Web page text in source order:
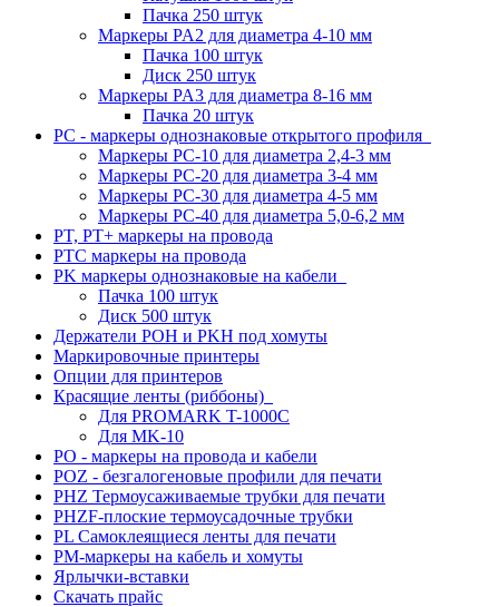
Пачка 250 штук
Маркеры PA2 для диаметра 4-10 мм
Пачка 100 штук
Диск 250 штук
Маркеры PA3 для диаметра 8-16 мм
Пачка 20 штук
PC - маркеры однознаковые открытого профиля
Маркеры PC-10 для диаметра 2,4-3 мм
Маркеры PC-20 для диаметра 3-4 мм
Маркеры PC-30 для диаметра 4-5 мм
Маркеры PC-40 для диаметра 5,0-6,2 мм
PT, PT+ маркеры на провода
PTC маркеры на провода
PK маркеры однознаковые на кабели
Пачка 100 штук
Диск 500 штук
Держатели POH и PKH под хомуты
Маркировочные принтеры
Опции для принтеров
Красящие ленты (риббоны)
Для PROMARK T-1000C
Для MK-10
PO - маркеры на провода и кабели
POZ - безгалогеновые профили для печати
PHZ Термоусаживаемые трубки для печати
PHZF-плоские термоусадочные трубки
PL Самоклеящиеся ленты для печати
PM-маркеры на кабель и хомуты
Ярлычки-вставки
Скачать прайс